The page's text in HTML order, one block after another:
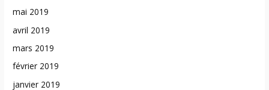
mai 2019
avril 2019
mars 2019
février 2019
janvier 2019